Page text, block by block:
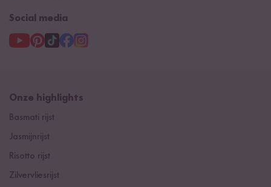
Social media
Onze highlights
Basmati rijst
Jasmijnrijst
Risotto rijst
Zilvervliesrijst